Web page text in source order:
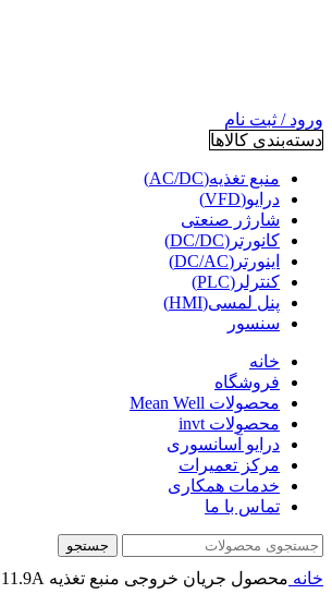
ورود / ثبت نام
دسته‌بندی کالاها
منبع تغذیه(AC/DC)
درایو(VFD)
شارژر صنعتی
کانورتر(DC/DC)
اینورتر(DC/AC)
کنترلر(PLC)
پنل لمسی(HMI)
سنسور
خانه
فروشگاه
محصولات Mean Well
محصولات invt
درایو آسانسوری
مرکز تعمیرات
خدمات همکاری
تماس با ما
جستجو
خانه محصول جریان خروجی منبع تغذیه 11.9A